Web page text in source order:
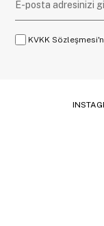
KVKK